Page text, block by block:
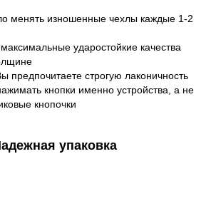
менять изношенные чехлы каждые 1-2
ударостойкие качества
предпочитаете строгую лаконичность
кнопки именно устройства, а не
кнопочки
упаковка